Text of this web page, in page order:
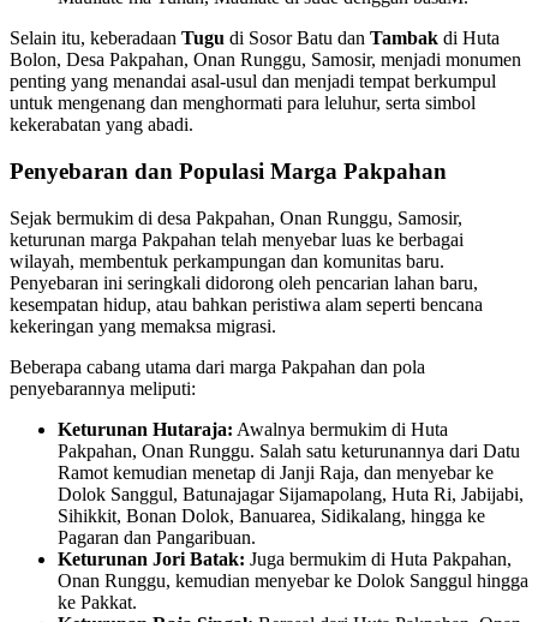
Selain itu, keberadaan Tugu di Sosor Batu dan Tambak di Huta
Bolon, Desa Pakpahan, Onan Runggu, Samosir, menjadi monumen
penting yang menandai asal-usul dan menjadi tempat berkumpul
untuk mengenang dan menghormati para leluhur, serta simbol
kekerabatan yang abadi.
Penyebaran dan Populasi Marga Pakpahan
Sejak bermukim di desa Pakpahan, Onan Runggu, Samosir,
keturunan marga Pakpahan telah menyebar luas ke berbagai
wilayah, membentuk perkampungan dan komunitas baru.
Penyebaran ini seringkali didorong oleh pencarian lahan baru,
kesempatan hidup, atau bahkan peristiwa alam seperti bencana
kekeringan yang memaksa migrasi.
Beberapa cabang utama dari marga Pakpahan dan pola
penyebarannya meliputi:
Keturunan Hutaraja: Awalnya bermukim di Huta
Pakpahan, Onan Runggu. Salah satu keturunannya dari Datu
Ramot kemudian menetap di Janji Raja, dan menyebar ke
Dolok Sanggul, Batunajagar Sijamapolang, Huta Ri, Jabijabi,
Sihikkit, Bonan Dolok, Banuarea, Sidikalang, hingga ke
Pagaran dan Pangaribuan.
Keturunan Jori Batak: Juga bermukim di Huta Pakpahan,
Onan Runggu, kemudian menyebar ke Dolok Sanggul hingga
ke Pakkat.